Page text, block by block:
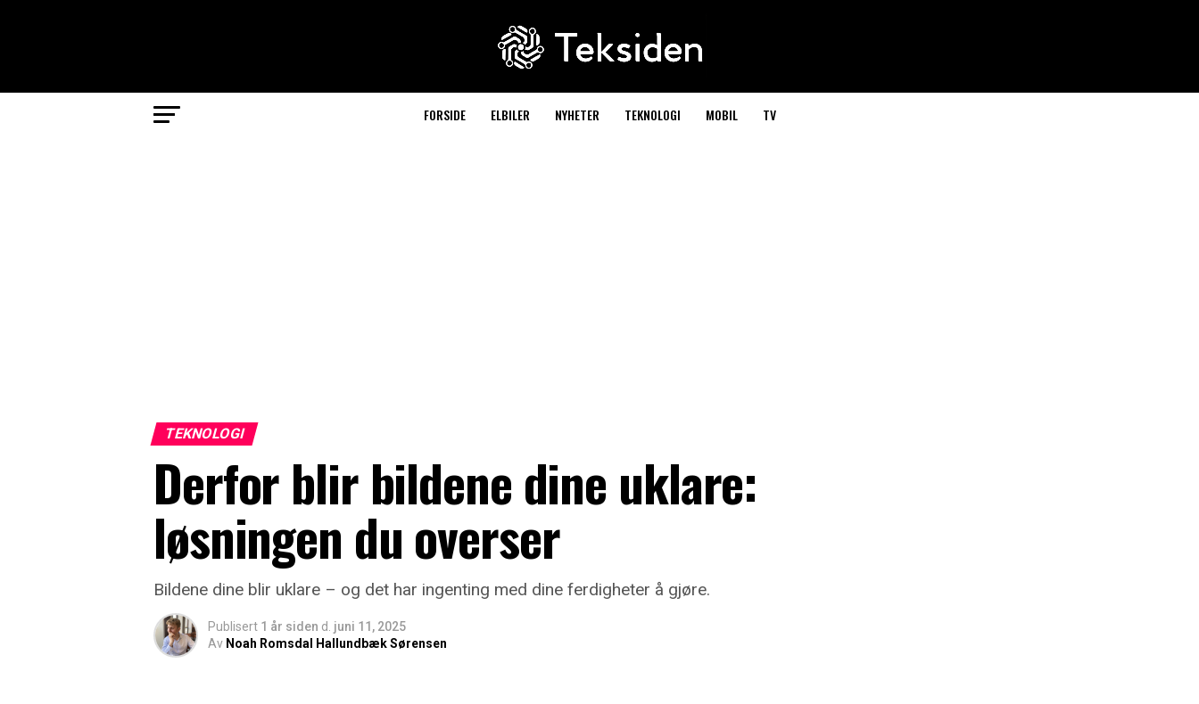
FORSIDE ELBILER NYHETER TEKNOLOGI MOBIL TV
TEKNOLOGI
Derfor blir bildene dine uklare:
løsningen du overser
Bildene dine blir uklare – og det har ingenting med dine ferdigheter å gjøre.
Publisert 1 år siden d. juni 11, 2025
Av Noah Romsdal Hallundbæk Sørensen